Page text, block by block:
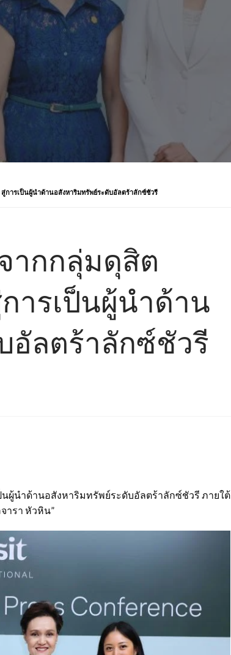
การเป็นผู้นำด้านอสังหาริมทรัพย์ระดับอัลตร้าลักซ์ชัวรี
ากกลุ่มดุสิต
ารเป็นผู้นำด้าน
อัลตร้าลักซ์ชัวรี
ผู้นำด้านอสังหาริมทรัพย์ระดับอัลตร้าลักซ์ชัวรี ภายใต้
ารา หัวหิน”